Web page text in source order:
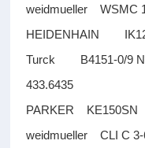
weidmueller WSMC
HEIDENHAIN
Turck B4151-0/9
433.6435
PARKER KE150SN
weidmueller CLI C 3-